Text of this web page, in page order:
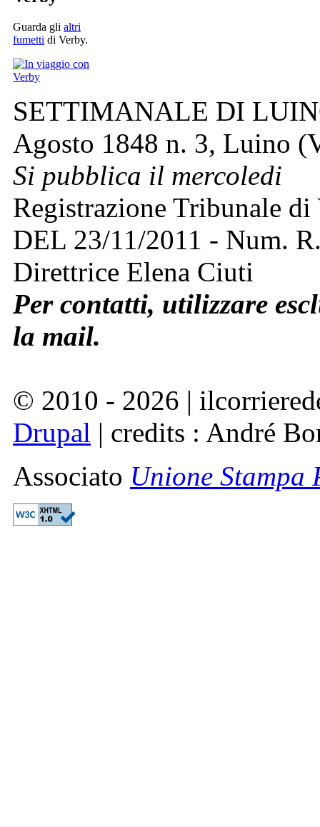
Guarda gli altri
fumetti di Verby.
SETTIMANALE DI
Agosto 1848 n. 3, Luino
Si pubblica il mercoledi
Registrazione Tribunale di
DEL 23/11/2011 - Num.
Direttrice Elena Ciuti
Per contatti, utilizzare
la mail.
© 2010 - 2026 |
Drupal | credits : André
Associato Unione